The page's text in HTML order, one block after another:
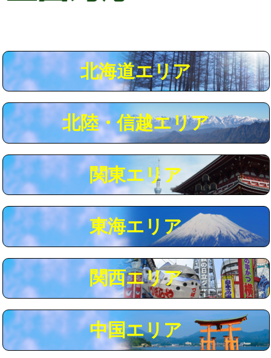
給水管工事※（ライニング鋼管・銅
管・ポリ管・HT管使用/3ｍまで)
44,000円
給水管工事※（ライニング鋼管・銅
+8,800円
マス交換（土の掘削・埋め戻し作業） 11,000円~
マス交換（深さ50㎝以上） 66,000円
コンクリート斫り（厚さ10㎝まで） 27,500円
コンクリート斫り（厚さ10㎝超え） 38,500円
モルタル補修（厚さ10㎝まで） 27,500円
モルタル補修（厚さ10㎝超え） 38,500円
追加人工 16,500円
現場見積
※給水管工事は20mmまでの価格です。
北海道エリア
北陸・信越エリア
関東エリア
東海エリア
関西エリア
中国エリア